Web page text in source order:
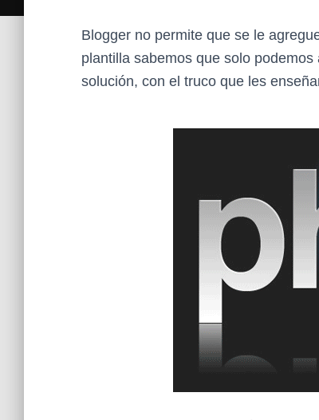
Blogger no permite que se le
plantilla sabemos que solo
solución, con el truco que les